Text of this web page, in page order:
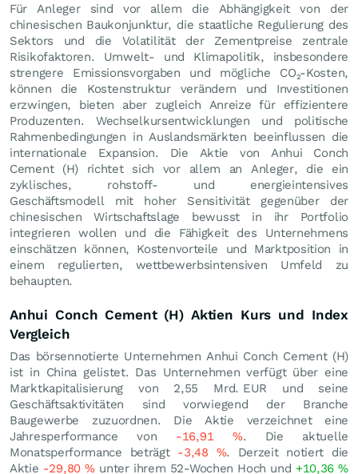
Für Anleger sind vor allem die Abhängigkeit von der
chinesischen Baukonjunktur, die staatliche Regulierung des
Sektors und die Volatilität der Zementpreise zentrale
Risikofaktoren. Umwelt- und Klimapolitik, insbesondere
strengere Emissionsvorgaben und mögliche CO₂-Kosten,
können die Kostenstruktur verändern und Investitionen
erzwingen, bieten aber zugleich Anreize für effizientere
Produzenten. Wechselkursentwicklungen und politische
Rahmenbedingungen in Auslandsmärkten beeinflussen die
internationale Expansion. Die Aktie von Anhui Conch
Cement (H) richtet sich vor allem an Anleger, die ein
zyklisches, rohstoff- und energieintensives
Geschäftsmodell mit hoher Sensitivität gegenüber der
chinesischen Wirtschaftslage bewusst in ihr Portfolio
integrieren wollen und die Fähigkeit des Unternehmens
einschätzen können, Kostenvorteile und Marktposition in
einem regulierten, wettbewerbsintensiven Umfeld zu
behaupten.
Anhui Conch Cement (H) Aktien Kurs und Index
Vergleich
Das börsennotierte Unternehmen Anhui Conch Cement (H)
ist in China gelistet. Das Unternehmen verfügt über eine
Marktkapitalisierung von 2,55 Mrd. EUR und seine
Geschäftsaktivitäten sind vorwiegend der Branche
Baugewerbe zuzuordnen. Die Aktie verzeichnet eine
Jahresperformance von -16,91 %. Die aktuelle
Monatsperformance beträgt -3,48 %. Derzeit notiert die
Aktie -29,80%unter ihrem 52-Wochen Hoch und +10,36%